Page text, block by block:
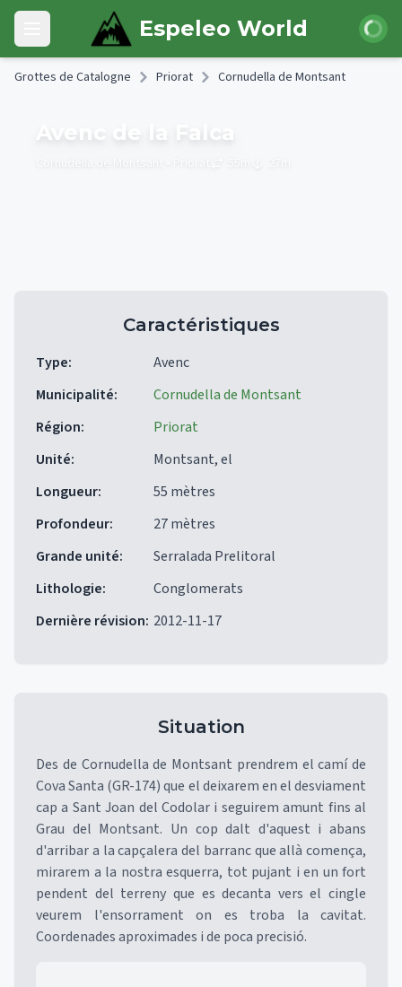
Skip to main content
Open main menu Espeleo World
Grottes de Catalogne Priorat Cornudella de Montsant
Avenc de la Falca
Caractéristiques
Type:
Avenc
Municipalité:
Cornudella de Montsant
Région:
Priorat
Unité:
Montsant, el
Longueur:
55 mètres
Profondeur:
27 mètres
Grande unité:
Serralada Prelitoral
Lithologie:
Conglomerats
Dernière révision: 2012-11-17
Situation
Des de Cornudella de Montsant prendrem el camí de
Cova Santa (GR-174) que el deixarem en el desviament
cap a Sant Joan del Codolar i seguirem amunt fins al
Grau del Montsant. Un cop dalt d'aquest i abans
d'arribar a la capçalera del barranc que allà comença,
mirarem a la nostra esquerra, tot pujant i en un fort
pendent del terreny que es decanta vers el cingle
veurem l'ensorrament on es troba la cavitat.
Coordenades aproximades i de poca precisió.